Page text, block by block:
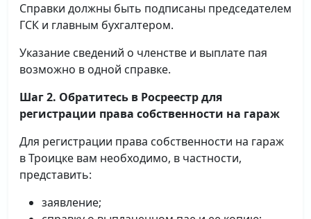
Справки должны быть подписаны председателем
ГСК и главным бухгалтером.
Указание сведений о членстве и выплате пая
возможно в одной справке.
Шаг 2. Обратитесь в Росреестр для
регистрации права собственности на гараж
Для регистрации права собственности на гараж
в Троицке вам необходимо, в частности,
представить:
заявление;